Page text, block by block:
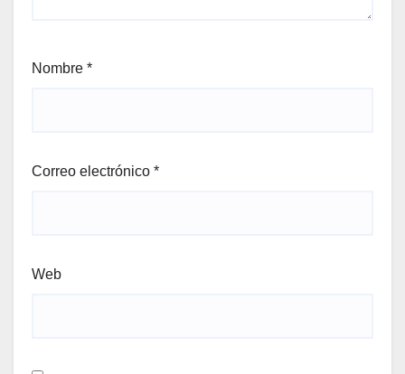
Nombre *
Correo electrónico *
Web